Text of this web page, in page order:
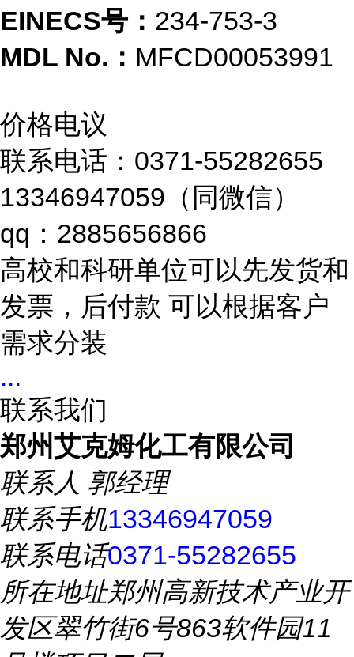
EINECS号： 234-753-3
MDL No.： MFCD00053991
价格电议
联系电话：0371-55282655
13346947059（同微信）
qq：2885656866
高校和科研单位可以先发货和
发票，后付款 可以根据客户
需求分装
...
联系我们
郑州艾克姆化工有限公司
联系人 郭经理
联系手机13346947059
联系电话0371-55282655
所在地址郑州高新技术产业开
发区翠竹街6号863软件园11